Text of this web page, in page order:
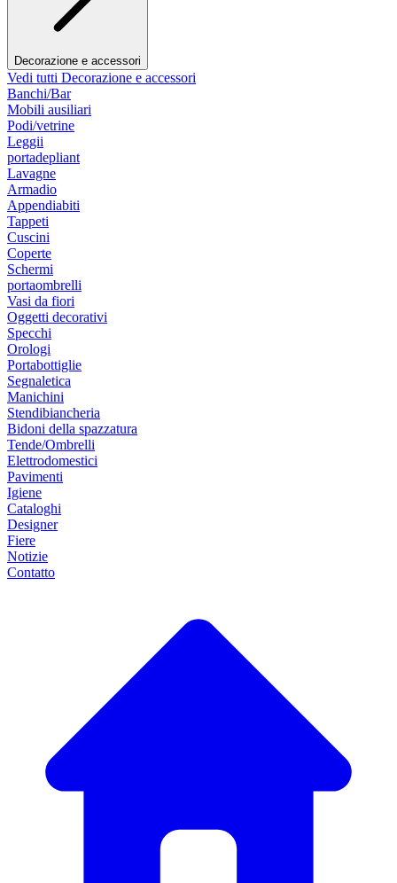
Decorazione e accessori
Vedi tutti Decorazione e accessori
Banchi/Bar
Mobili ausiliari
Podi/vetrine
Leggii
portadepliant
Lavagne
Armadio
Appendiabiti
Tappeti
Cuscini
Coperte
Schermi
portaombrelli
Vasi da fiori
Oggetti decorativi
Specchi
Orologi
Portabottiglie
Segnaletica
Manichini
Stendibiancheria
Bidoni della spazzatura
Tende/Ombrelli
Elettrodomestici
Pavimenti
Igiene
Cataloghi
Designer
Fiere
Notizie
Contatto